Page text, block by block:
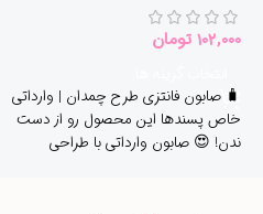
۱۰۲,۰۰۰ تومان
🧳 صابون فانتزی طرح چمدان | وارداتی
خاص پسندها این محصول رو از دست
ندن! 😍 صابون وارداتی با طراحی